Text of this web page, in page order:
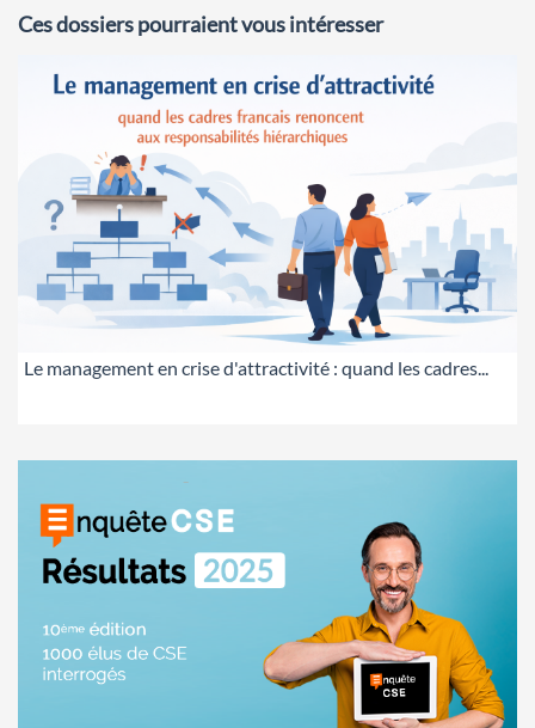
Ces dossiers pourraient vous intéresser
Le management en crise d'attractivité : quand les cadres...